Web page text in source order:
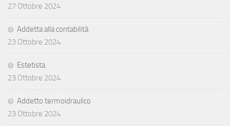
27 Ottobre 2024
Addetta alla contabilità
23 Ottobre 2024
Estetista
23 Ottobre 2024
Addetto termoidraulico
23 Ottobre 2024